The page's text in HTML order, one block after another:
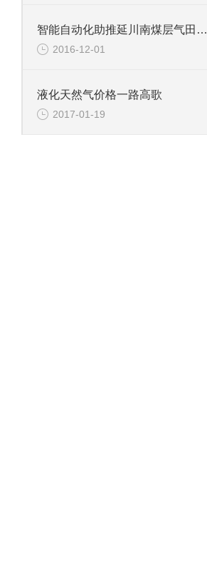
智能自动化助推延川南煤层气田精细生产
2016-12-01
液化天然气价格一路高歌
2017-01-19